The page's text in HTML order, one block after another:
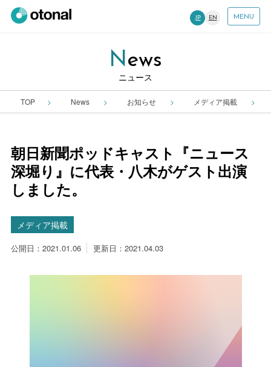
JP EN MENU
News
ニュース
TOP News お知らせ メディア掲載
朝日新聞ポッドキャスト『ニュース
深堀り』に代表・八木がゲスト出演
しました。
メディア掲載
公開日：2021.01.06 更新日：2021.04.03